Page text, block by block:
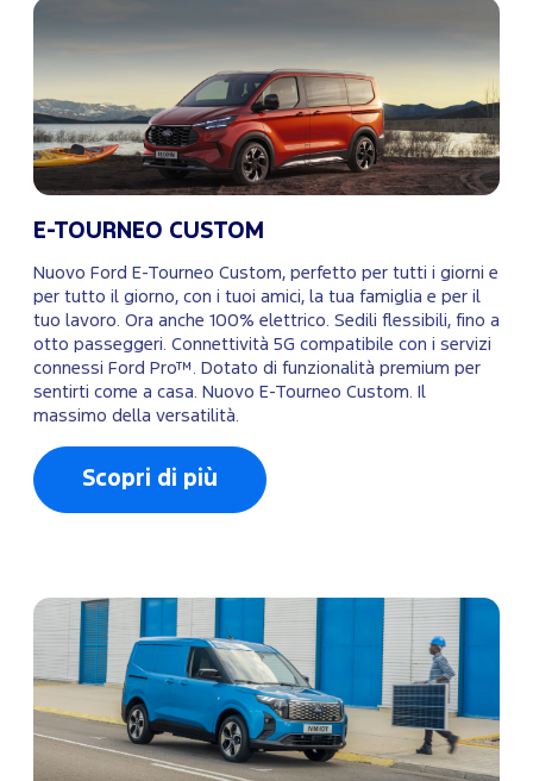
E-TOURNEO CUSTOM
Nuovo Ford E-Tourneo Custom, perfetto per tutti i giorni e
per tutto il giorno, con i tuoi amici, la tua famiglia e per il
tuo lavoro. Ora anche 100% elettrico. Sedili flessibili, fino a
otto passeggeri. Connettività 5G compatibile con i servizi
connessi Ford Pro™. Dotato di funzionalità premium per
sentirti come a casa. Nuovo E-Tourneo Custom. Il
massimo della versatilità.
Scopri di più